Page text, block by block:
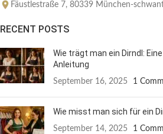
Fäustlestraße 7, 80339 München-
RECENT POSTS
Wie trägt man ein Dirndl:
Anleitung
September 16, 2025 1
Wie misst man sich für ein
September 14, 2025 1